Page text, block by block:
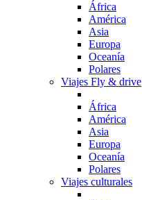
África
América
Asia
Europa
Oceanía
Polares
Viajes Fly & drive
África
América
Asia
Europa
Oceanía
Polares
Viajes culturales